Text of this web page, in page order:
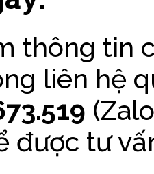
thông tin
liên hệ
được tư